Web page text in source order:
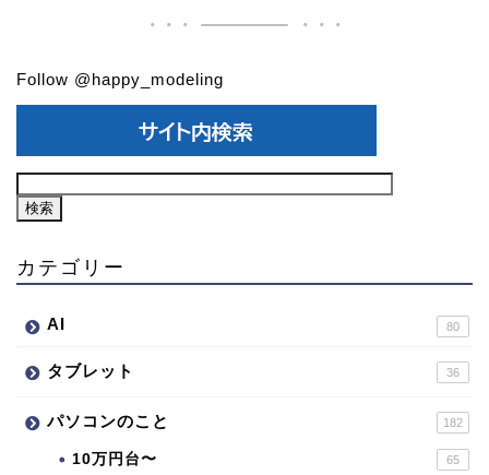
Follow @happy_modeling
カテゴリー
AI 80
タブレット 36
パソコンのこと 182
10万円台〜 65